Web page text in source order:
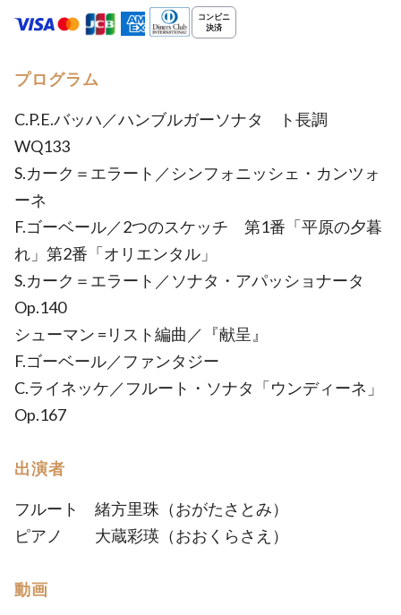
プログラム
C.P.E.バッハ／ハンブルガーソナタ ト長調
WQ133
S.カーク＝エラート／シンフォニッシェ・カンツォ
ーネ
F.ゴーベール／2つのスケッチ 第1番「平原の夕暮
れ」第2番「オリエンタル」
S.カーク＝エラート／ソナタ・アパッショナータ
Op.140
シューマン =リスト編曲／『献呈』
F.ゴーベール／ファンタジー
C.ライネッケ／フルート・ソナタ「ウンディーネ」
Op.167
出演者
フルート 緒方里珠（おがたさとみ）
ピアノ 大蔵彩瑛（おおくらさえ）
動画